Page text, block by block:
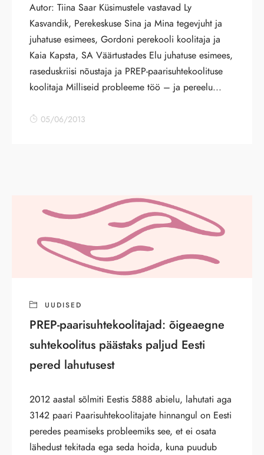
Autor: Tiina Saar Küsimustele vastavad Ly
Kasvandik, Perekeskuse Sina ja Mina tegevjuht ja
juhatuse esimees, Gordoni perekooli koolitaja ja
Kaia Kapsta, SA Väärtustades Elu juhatuse esimees,
raseduskriisi nõustaja ja PREP-paarisuhtekoolituse
koolitaja Milliseid probleeme töö – ja pereelu...
05/06/2013
UUDISED
PREP-paarisuhtekoolitajad: õigeaegne
suhtekoolitus päästaks paljud Eesti
pered lahutusest
2012 aastal sõlmiti Eestis 5888 abielu, lahutati aga
3142 paari Paarisuhtekoolitajate hinnangul on Eesti
peredes peamiseks probleemiks see, et ei osata
lähedust tekitada ega seda hoida, kuna puudub